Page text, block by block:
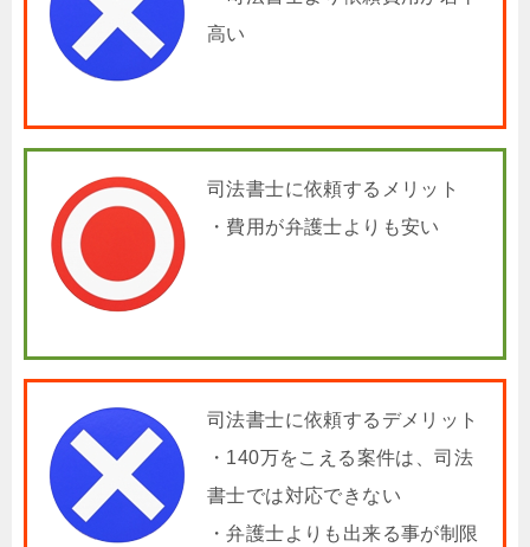
高い
司法書士に依頼するメリット
・費用が弁護士よりも安い
司法書士に依頼するデメリット
・140万をこえる案件は、司法
書士では対応できない
・弁護士よりも出来る事が制限